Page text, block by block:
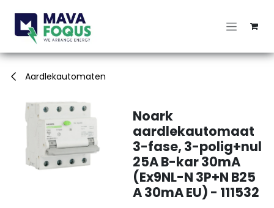
Aardlekautomaten
Noark
aardlekautomaat
3-fase, 3-polig+nul
25A B-kar 30mA
(Ex9NL-N 3P+N B25
A 30mA EU) - 111532